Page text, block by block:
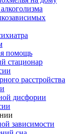
помощь
стационар
расстройства
дисфории
зависимости